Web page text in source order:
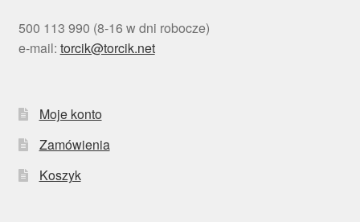
500 113 990 (8-16 w dni robocze)
e-mail: torcik@torcik.net
Moje konto
Zamówienia
Koszyk